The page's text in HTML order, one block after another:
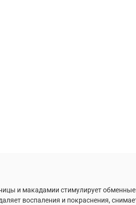
и макадамии стимулирует обменные
воспаления и покраснения,